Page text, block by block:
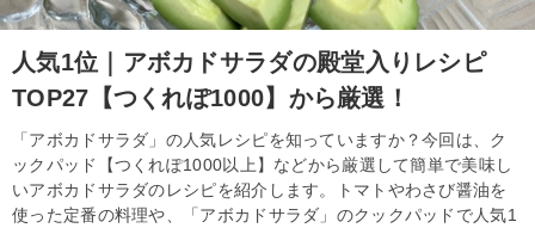
人気1位｜アボカドサラダの殿堂入りレシピ
TOP27【つくれぽ1000】から厳選！
「アボカドサラダ」の人気レシピを知っていますか？今回は、ク
ックパッド【つくれぽ1000以上】などから厳選して簡単で美味し
いアボカドサラダのレシピを紹介します。トマトやわさび醤油を
使った定番の料理や、「アボカドサラダ」のクックパッドで人気1